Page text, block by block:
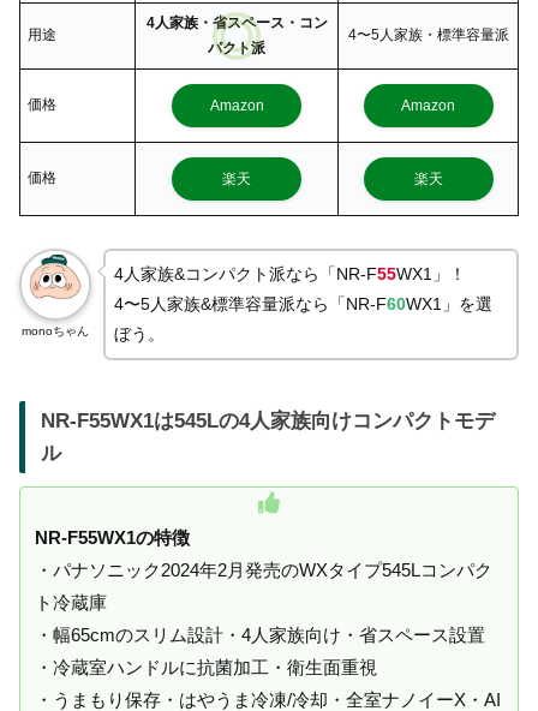
用途
4人家族・省スペース・コン
パクト派
4〜5人家族・標準容量派
価格 Amazon Amazon
価格 楽天 楽天
monoちゃん
4人家族&コンパクト派なら「NR-F55WX1」！
4〜5人家族&標準容量派なら「NR-F60WX1」を選
ぼう。
NR-F55WX1は545Lの4人家族向けコンパクトモデ
ル
NR-F55WX1の特徴
・パナソニック2024年2月発売のWXタイプ545Lコンパク
ト冷蔵庫
・幅65cmのスリム設計・4人家族向け・省スペース設置
・冷蔵室ハンドルに抗菌加工・衛生面重視
・うまもり保存・はやうま冷凍/冷却・全室ナノイーX・AI